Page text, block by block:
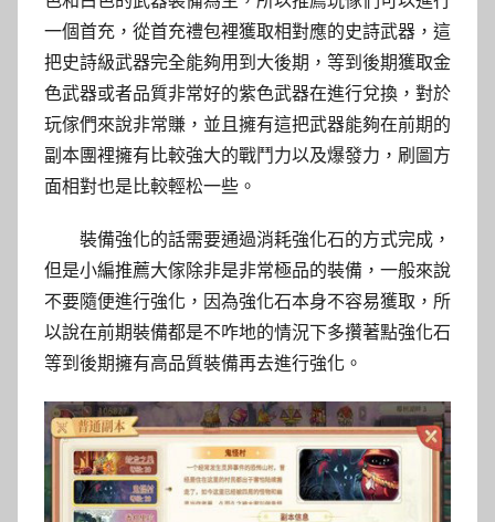
一個首充，從首充禮包裡獲取相對應的史詩武器，這
把史詩級武器完全能夠用到大後期，等到後期獲取金
色武器或者品質非常好的紫色武器在進行兌換，對於
玩傢們來說非常賺，並且擁有這把武器能夠在前期的
副本團裡擁有比較強大的戰鬥力以及爆發力，刷圖方
面相對也是比較輕松一些。
裝備強化的話需要通過消耗強化石的方式完成，
但是小編推薦大傢除非是非常極品的裝備，一般來說
不要隨便進行強化，因為強化石本身不容易獲取，所
以說在前期裝備都是不咋地的情況下多攢著點強化石
等到後期擁有高品質裝備再去進行強化。